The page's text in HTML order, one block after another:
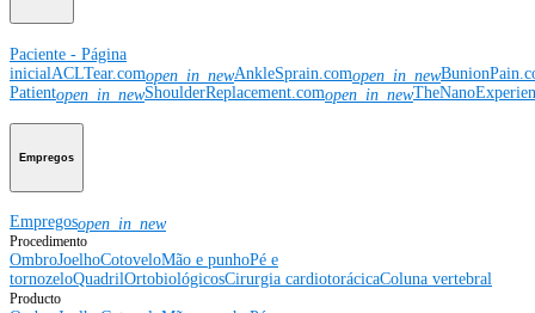
Paciente - Página
inicial ACLTear.comopen_in_newAnkleSprain.comopen_in_new
Patientopen_in_newShoulderReplacement.comopen_in_new
Empregos
Empregosopen_in_new
Procedimento
OmbroJoelhoCotoveloMão e punhoPé e
tornozeloQuadrilOrtobiológicosCirurgia cardiotorácicaColuna vertebral
Producto